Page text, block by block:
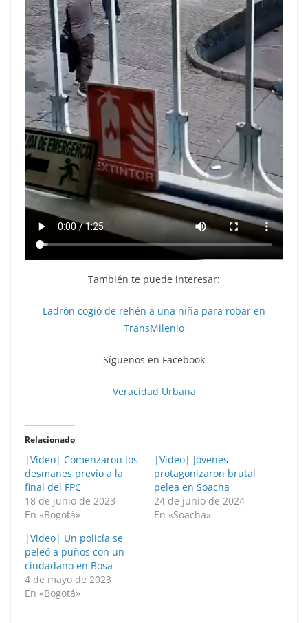
También te puede interesar:
Ladrón cogió de rehén a una niña para robar en
TransMilenio
Síguenos en Facebook
Veracidad Urbana
Relacionado
|Video| Comenzaron los
desmanes previo a la
final del FPC
18 de junio de 2023
En «Bogotá»
|Video| Jóvenes
protagonizaron brutal
pelea en Soacha
24 de junio de 2024
En «Soacha»
|Video| Un policía se
peleó a puños con un
ciudadano en Bosa
4 de mayo de 2023
En «Bogotá»